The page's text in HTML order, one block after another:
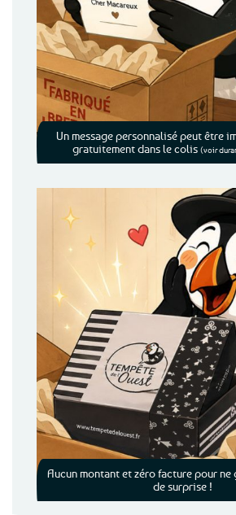
Un message personnalisé peut être
gratuitement dans le colis (voir
Aucun montant et zéro facture pour ne
de surprise !